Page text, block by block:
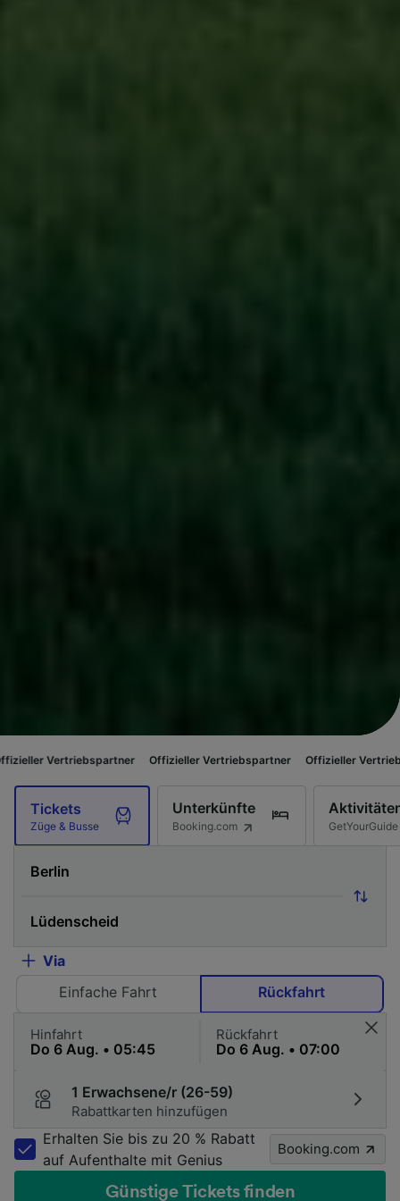
Offizieller Vertriebspartner Offizieller Vertriebspartner
Tickets
Züge & Busse
Unterkünfte
Booking.com GetYourGuide
Via
Einfache Fahrt
Rückfahrt
Hinfahrt Rückfahrt
1 Erwachsene/r (26-59)
Rabattkarten hinzufügen
Erhalten Sie bis zu 20 % Rabatt
auf Aufenthalte mit Genius
Booking.com
Günstige Tickets finden